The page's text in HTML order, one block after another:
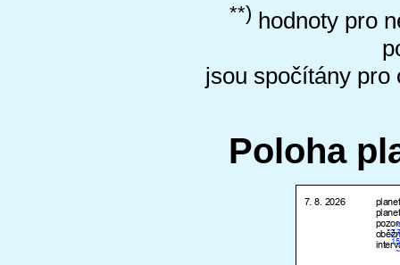
**) hodnoty pro
jsou spočítány pro
Poloha